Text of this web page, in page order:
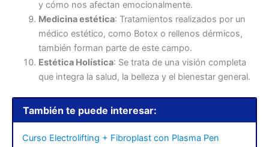
y cómo nos afectan emocionalmente.
Medicina estética: Tratamientos realizados por un
médico estético, como Botox o rellenos dérmicos,
también forman parte de este campo.
Estética Holística: Se trata de una visión completa
que integra la salud, la belleza y el bienestar general.
También te puede interesar:
Curso Electrolifting + Fibroplast con Plasma Pen